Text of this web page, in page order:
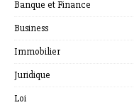
Banque et Finance
Business
Immobilier
Juridique
Loi